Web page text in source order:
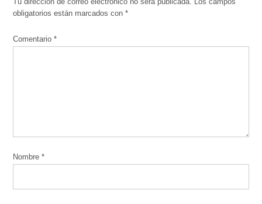
Tu dirección de correo electrónico no será publicada. Los campos
obligatorios están marcados con*
Comentario*
Nombre*